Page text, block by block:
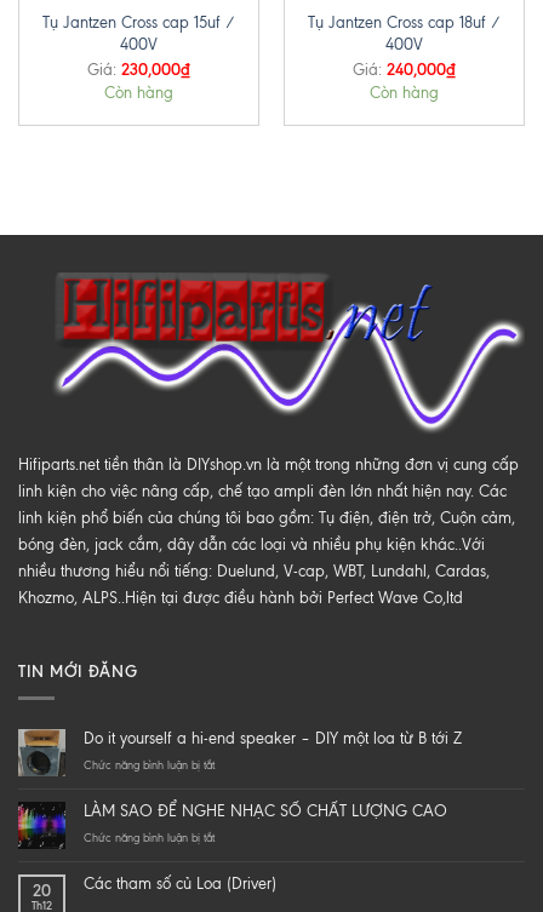
Tụ Jantzen Cross cap 15uf /
400V
Giá: 230,000₫
Còn hàng
Tụ Jantzen Cross cap 18uf /
400V
Giá: 240,000₫
Còn hàng
Hifiparts.net tiền thân là DIYshop.vn là một trong những đơn vị cung cấp
linh kiện cho việc nâng cấp, chế tạo ampli đèn lớn nhất hiện nay. Các
linh kiện phổ biến của chúng tôi bao gồm: Tụ điện, điện trở, Cuộn cảm,
bóng đèn, jack cắm, dây dẫn các loại và nhiều phụ kiện khác..Với
nhiều thương hiểu nổi tiếng: Duelund, V-cap, WBT, Lundahl, Cardas,
Khozmo, ALPS..Hiện tại được điều hành bởi Perfect Wave Co,ltd
TIN MỚI ĐĂNG
Do it yourself a hi-end speaker – DIY một loa từ B tới Z
Chức năng bình luận bị tắtở
yourself
a
speaker
LÀM SAO ĐỂ NGHE NHẠC SỐ CHẤT LƯỢNG CAO
Chức năng bình luận bị tắtở
ĐỂ
20
Th12
Các tham số củ Loa (Driver)